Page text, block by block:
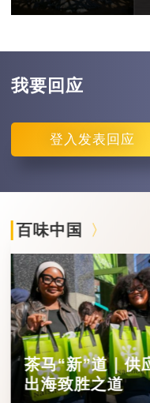
我要回应
登入 发表回应
百味中国
茶马“新”道｜供
出海致胜之道